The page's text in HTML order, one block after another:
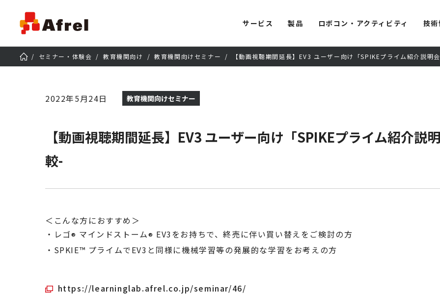
サービス 製品 ロボコン・アクティビティ 技
セミナー・体験会 教育機関向け 教育機関向けセミナー 【動画視聴期間延長】EV3 ユーザー向け「SPIKEプライム紹介説明
2022年5月24日 教育機関向けセミナー
【動画視聴期間延長】EV3 ユーザー向け「SPIKEプライム紹介説
較-
＜こんな方におすすめ＞
・レゴ® マインドストーム® EV3をお持ちで、終売に伴い買い替えをご検討の方
・SPKIE™ プライムでEV3と同様に機械学習等の発展的な学習をお考えの方
https://learninglab.afrel.co.jp/seminar/46/